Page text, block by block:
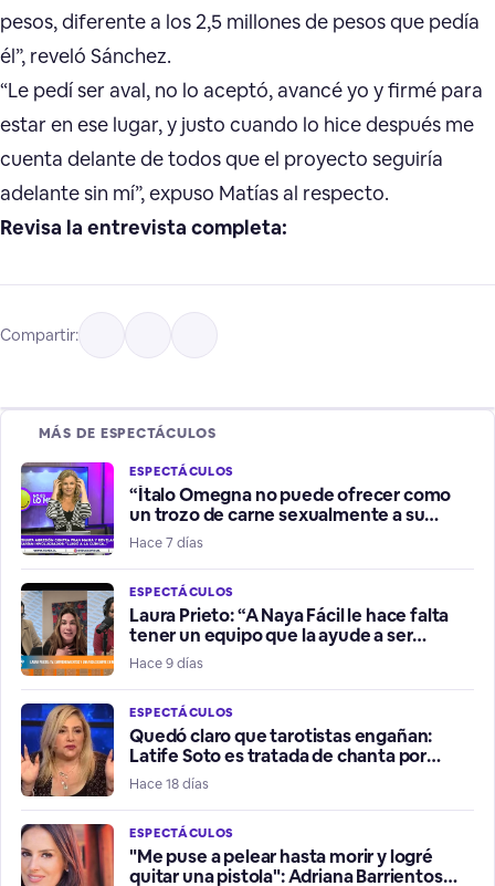
pesos, diferente a los 2,5 millones de pesos que pedía
él”, reveló Sánchez.
“Le pedí ser aval, no lo aceptó, avancé yo y firmé para
estar en ese lugar, y justo cuando lo hice después me
cuenta delante de todos que el proyecto seguiría
adelante sin mí”, expuso Matías al respecto.
Revisa la entrevista completa:
Compartir:
MÁS DE ESPECTÁCULOS
ESPECTÁCULOS
“Ítalo Omegna no puede ofrecer como
un trozo de carne sexualmente a su
hermana”
Hace 7 días
ESPECTÁCULOS
Laura Prieto: “A Naya Fácil le hace falta
tener un equipo que la ayude a ser
influencer positiva”
Hace 9 días
ESPECTÁCULOS
Quedó claro que tarotistas engañan:
Latife Soto es tratada de chanta por
fallidos presagios del Mundial
Hace 18 días
ESPECTÁCULOS
"Me puse a pelear hasta morir y logré
quitar una pistola": Adriana Barrientos